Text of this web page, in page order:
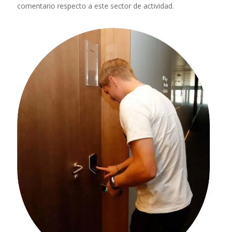
comentario respecto a este sector de actividad.